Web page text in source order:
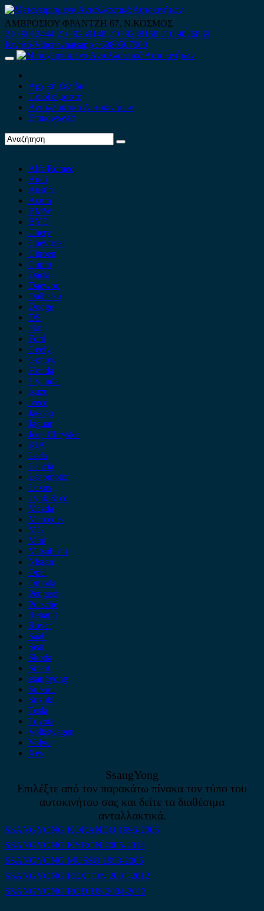
Skip
to
content
ΑΜΒΡΟΣΙΟΥ ΦΡΑΝΤΖΗ 67, Ν.ΚΟΣΜΟΣ
210 9012444 210 9239148 210 9238158 210 9026839
Κινητό-Viber-whatsapp : 6980507900
Primary
Αρχική Σελίδα
Ποιοί είμαστε
Ανταλλακτικά Αυτοκινήτων
Επικοινωνία
Alfa Romeo
Audi
Austin
Acura
BMW
BYD
Chery
Chevrolet
Citroen
Cupra
Dacia
Daewoo
Daihatsu
Dodge
DS
Fiat
Ford
Geely
Gonow
Honda
Hyundai
Isuzu
iveco
Jaecoo
Jaguar
Jeep Chrysler
KIA
Lada
Lancia
Leapmotor
Lexus
Lynk & co
Mazda
Mercedes
MG
Mini
Mitsubishi
Nissan
Opel
Omoda
Peugeot
Porsche
Renault
Rover
Saab
Seat
Skoda
Smart
ssangyong
Subaru
Suzuki
Tesla
Toyota
Volkswagen
Volvo
Xev
SsangYong
Επιλέξτε από τον παρακάτω πίνακα τον τύπο του
αυτοκινήτου σας και δείτε τα διαθέσιμα
ανταλλακτικά.
SSANGYONG KORANDO 1996-2006
SSANGYONG KYRON 2005-2014
SSANGYONG MUSSO 1993-2005
SSANGYONG REXTON 2001-2012
SSANGYONG RODIUS 2004-2013